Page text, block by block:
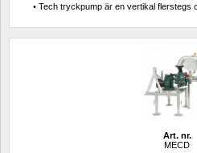
• Tech tryckpump är en vertikal flerstegs
Art. nr.
MECD